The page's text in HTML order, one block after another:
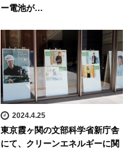
ー電池が…
2024.4.25
東京霞ヶ関の文部科学省新庁舎
にて、クリーンエネルギーに関